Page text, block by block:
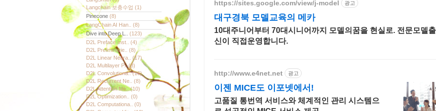
Langchain 보충수업 (1)
Pinecone (8)
LangChain AI Han.. (8)
Dive into Deep L.. (123)
D2L Preface Inst.. (4)
D2L Preliminarie.. (8)
D2L Linear Neura.. (17)
D2L Multilayer P..(8)
D2L Convolutiona..(16)
D2L Recurrent Ne.. (8)
D2L Attention Me..(10)
D2L Optimization.. (0)
D2L Computationa.. (0)
https://sites.google.com/view/j-model 광고
대구경북 모델교육의 메카
10대주니어부터 70대시니어까지 모델의꿈을 현실로. 전문모델출
신이 직접운영합니다.
http://www.e4net.net 광고
이젠 MICE도 이포넷에서!
고품질 통번역 서비스와 체계적인 관리 시스템으